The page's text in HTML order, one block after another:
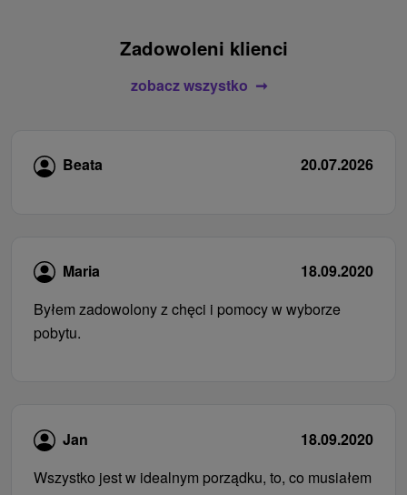
Zadowoleni klienci
zobacz wszystko
Beata 20.07.2026
Maria
18.09.2020
Byłem zadowolony z chęci i pomocy w wyborze
pobytu.
Jan
18.09.2020
Wszystko jest w idealnym porządku, to, co musiałem